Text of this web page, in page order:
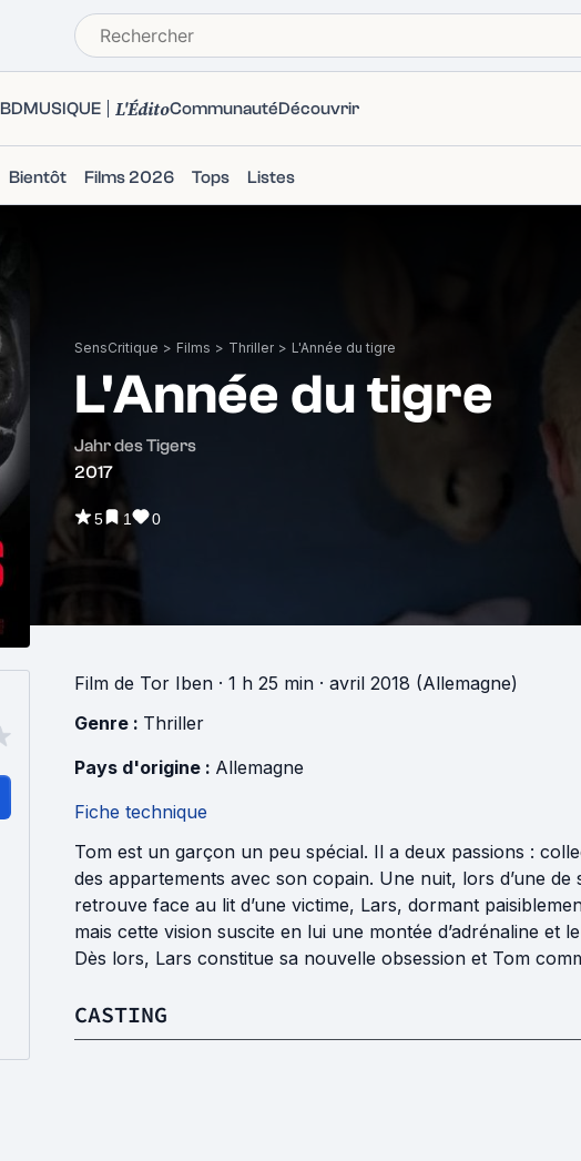
BDMUSIQUE L'ÉditoCommunautéDécouvrir
Bientôt Films 2026 Tops Listes
SensCritique > Films > Thriller > L'Année du tigre
L'Année du tigre
Jahr des Tigers
2017
5 1 0
Film de Tor Iben · 1 h 25 min · avril 2018 (Allemagne)
Genre : Thriller
Pays d'origine : Allemagne
Fiche technique
Tom est un garçon un peu spécial. Il a deux passions :
des appartements avec son copain. Une nuit, lors d’une
retrouve face au lit d’une victime, Lars, dormant
mais cette vision suscite en lui une montée d’adrénaline et
Dès lors, Lars constitue sa nouvelle obsession et Tom
CASTING